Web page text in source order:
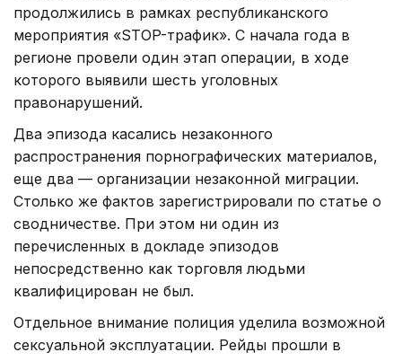
продолжились в рамках республиканского
мероприятия «STOP-трафик». С начала года в
регионе провели один этап операции, в ходе
которого выявили шесть уголовных
правонарушений.
Два эпизода касались незаконного
распространения порнографических материалов,
еще два — организации незаконной миграции.
Столько же фактов зарегистрировали по статье о
сводничестве. При этом ни один из
перечисленных в докладе эпизодов
непосредственно как торговля людьми
квалифицирован не был.
Отдельное внимание полиция уделила возможной
сексуальной эксплуатации. Рейды прошли в